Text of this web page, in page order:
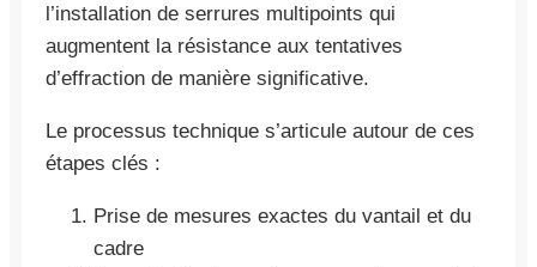
l’installation de serrures multipoints qui
augmentent la résistance aux tentatives
d’effraction de manière significative.
Le processus technique s’articule autour de ces
étapes clés :
Prise de mesures exactes du vantail et du
cadre